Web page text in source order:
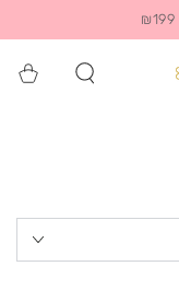
הקניות